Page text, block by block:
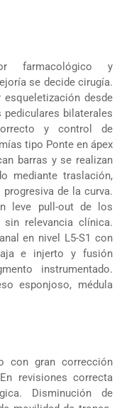
farmacológico y
se decide cirugía.
desde
bilaterales
y control de
tipo Ponte en ápex
barras y se realizan
mediante traslación,
de la curva.
leve pull-out de los
relevancia clínica.
en nivel L5-S1 con
e injerto y fusión
instrumentado.
esponjoso, médula
con gran corrección
revisiones correcta
Disminución de